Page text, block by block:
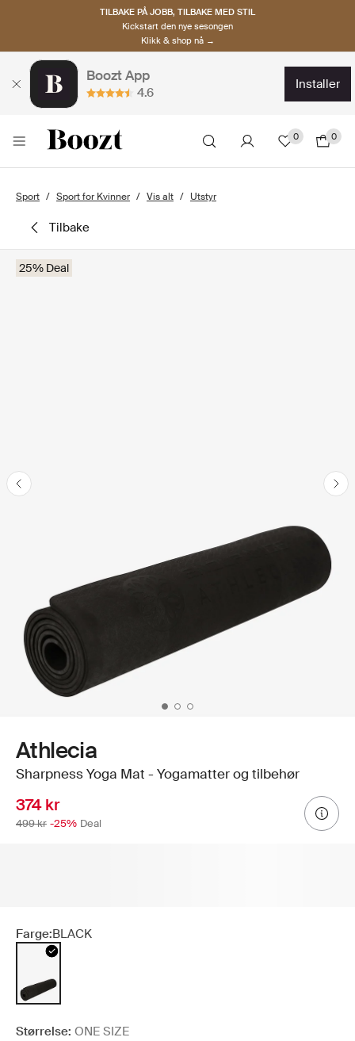
TILBAKE PÅ JOBB, TILBAKE MED STIL
Kickstart den nye sesongen
Klikk & shop nå →
Boozt App
4.6
installer
0 0
Sport Sport for Kvinner Vis alt Utstyr
tilbake
25% Deal
Athlecia
Sharpness Yoga Mat - Yogamatter og tilbehør
374 kr
499 kr -25% Deal
Farge:BLACK
Størrelse: ONE SIZE